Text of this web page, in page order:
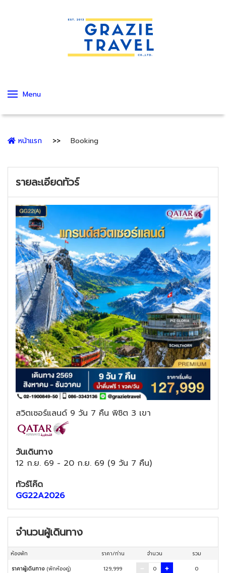
Menu
หน้าแรก Booking
รายละเอียดทัวร์
สวิตเซอร์แลนด์ 9 วัน 7 คืน พิชิต 3 เขา
วันเดินทาง
12 ก.ย. 69 - 20 ก.ย. 69 (9 วัน 7 คืน)
ทัวร์โค๊ด
GG22A2026
จำนวนผู้เดินทาง
ห้องพัก ราคา/ท่าน จำนวน
รวม
ราคาผู้เดินทาง (พักห้องคู่) 129,999 0